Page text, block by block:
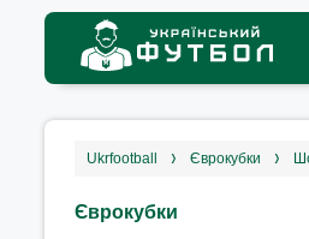
ukrfootball єврокубки
Єврокубки